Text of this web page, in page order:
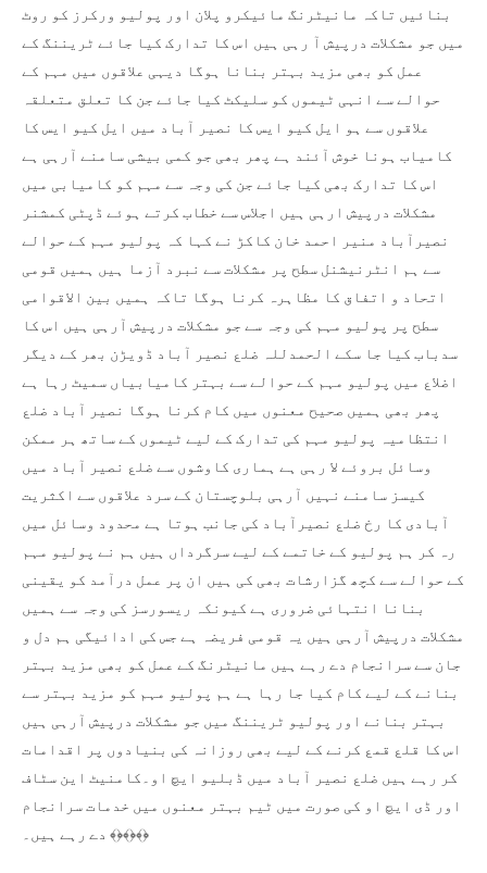
بنائیں تاکہ مانیٹرنگ مائیکرو پلان اور پولیو ورکرز کو روٹ
میں جو مشکلات درپیش آ رہی ہیں اس کا تدارک کیا جائے ٹریننگ کے
عمل کو بھی مزید بہتر بنانا ہوگا دیہی علاقوں میں مہم کے
حوالے سے انہی ٹیموں کو سلیکٹ کیا جائے جن کا تعلق متعلقہ
علاقوں سے ہو ایل کیو ایس کا نصیر آباد میں ایل کیو ایس کا
کامیاب ہونا خوش آئند ہے پھر بھی جو کمی بیشی سامنے آرہی ہے
اس کا تدارک بھی کیا جائے جن کی وجہ سے مہم کو کامیابی میں
مشکلات درپیش ارہی ہیں اجلاس سے خطاب کرتے ہوئے ڈپٹی کمشنر
نصیرآباد منیر احمد خان کاکڑ نے کہا کہ پولیو مہم کے حوالے
سے ہم انٹرنیشنل سطح پر مشکلات سے نبرد آزما ہیں ہمیں قومی
اتحاد و اتفاق کا مظاہرہ کرنا ہوگا تاکہ ہمیں بین الاقوامی
سطح پر پولیو مہم کی وجہ سے جو مشکلات درپیش آرہی ہیں اس کا
سدباب کیا جا سکے الحمدللہ ضلع نصیر آباد ڈویڑن بھر کے دیگر
اضلاع میں پولیو مہم کے حوالے سے بہتر کامیابیاں سمیٹ رہا ہے
پھر بھی ہمیں صحیح معنوں میں کام کرنا ہوگا نصیر آباد ضلع
انتظامیہ پولیو مہم کی تدارک کے لیے ٹیموں کے ساتھ ہر ممکن
وسائل بروئے لا رہی ہے ہماری کاوشوں سے ضلع نصیر آباد میں
کیسز سامنے نہیں آرہی بلوچستان کے سرد علاقوں سے اکثریت
آبادی کا رخ ضلع نصیرآباد کی جانب ہوتا ہے محدود وسائل میں
رہ کر ہم پولیو کے خاتمے کے لیے سرگرداں ہیں ہم نے پولیو مہم
کے حوالے سے کچھ گزارشات بھی کی ہیں ان پر عمل درآمد کو یقینی
بنانا انتہائی ضروری ہے کیونکہ ریسورسز کی وجہ سے ہمیں
مشکلات درپیش آرہی ہیں یہ قومی فریضہ ہے جس کی ادائیگی ہم دل و
جان سے سرانجام دے رہے ہیں مانیٹرنگ کے عمل کو بھی مزید بہتر
بنانے کے لیے کام کیا جا رہا ہے ہم پولیو مہم کو مزید بہتر سے
بہتر بنانے اور پولیو ٹریننگ میں جو مشکلات درپیش آرہی ہیں
اس کا قلع قمع کرنے کے لیے بھی روزانہ کی بنیادوں پر اقدامات
کر رہے ہیں ضلع نصیر آباد میں ڈبلیو ایچ او۔کامنیٹ این سٹاف
اور ڈی ایچ او کی صورت میں ٹیم بہتر معنوں میں خدمات سرانجام
دے رہے ہیں۔ ﴾﴿﴾﴿﴾﴿